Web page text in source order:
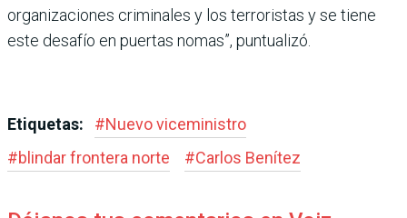
organiza­ciones criminales y los terro­ristas y se tiene
este desafío en puertas nomas”, puntualizó.
Etiquetas: #Nuevo viceministro
#blindar frontera norte #Carlos Benítez